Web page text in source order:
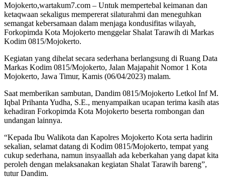
Mojokerto,wartakum7.com – Untuk mempertebal keimanan dan
ketaqwaan sekaligus mempererat silaturahmi dan meneguhkan
semangat kebersamaan dalam menjaga kondusifitas wilayah,
Forkopimda Kota Mojokerto menggelar Shalat Tarawih di Markas
Kodim 0815/Mojokerto.
Kegiatan yang dihelat secara sederhana berlangsung di Ruang Data
Markas Kodim 0815/Mojokerto, Jalan Majapahit Nomor 1 Kota
Mojokerto, Jawa Timur, Kamis (06/04/2023) malam.
Saat memberikan sambutan, Dandim 0815/Mojokerto Letkol Inf M.
Iqbal Prihanta Yudha, S.E., menyampaikan ucapan terima kasih atas
kehadiran Forkopimda Kota Mojokerto beserta rombongan dan
undangan lainnya.
“Kepada Ibu Walikota dan Kapolres Mojokerto Kota serta hadirin
sekalian, selamat datang di Kodim 0815/Mojokerto, tempat yang
cukup sederhana, namun insyaallah ada keberkahan yang dapat kita
peroleh dengan melaksanakan kegiatan Shalat Tarawih bareng”,
tutur Dandim.